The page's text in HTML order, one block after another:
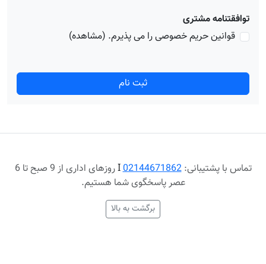
توافقتنامه مشتری
قوانین حریم خصوصی را می پذیرم. (مشاهده)
ثبت نام
تماس با پشتیبانی:02144671862
Ι
روزهای اداری از 9 صبح تا 6
عصر پاسخگوی شما هستیم.
برگشت به بالا